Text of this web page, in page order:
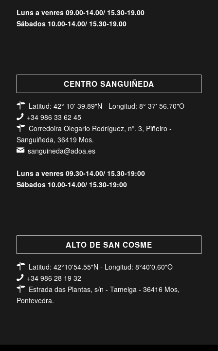
Luns a venres 09.00-14.00/ 15.30-19.00
Sábados 10.00-14.00/ 15.30-19.00
CENTRO SANGUIÑEDA
Latitud: 42° 10' 39.89"N - Longitud: 8° 37' 56.70"O
+34 986 33 62 45
Corredoira Olegario Rodríguez, nº. 3, Piñeiro -
Sanguiñeda, 36419 Mos.
sanguineda@adoa.es
Luns a venres 09.30-14.00/ 15.30-19:00
Sábados 10.00-14.00/ 15.30-19:00
ALTO DE SAN COSME
Latitud: 42°10'54.55"N - Longitud: 8°40'0.60"O
+34 986 28 19 32
Estrada das Plantas, s/n - Tameiga - 36416 Mos,
Pontevedra.